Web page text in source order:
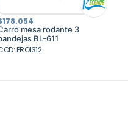
178.054
mesa rodante 3
BL-611
PRO1312